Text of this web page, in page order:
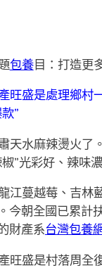
包養目：打造更
旺盛是處理鄉村
”
天水麻辣燙火了
”光彩好、辣味
江蔓越莓、吉林
今朝全國已累計
財產系台灣包養
旺盛是村落周全